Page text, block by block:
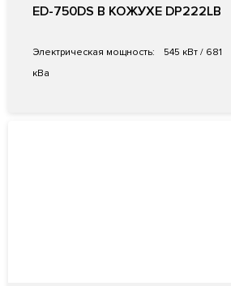
ED-750DS В КОЖУХЕ DP222LB
Электрическая мощность:
545 кВт / 681
кВа